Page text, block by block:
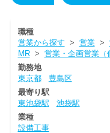
職種
営業から探す > 営業>
MR> 営業・企画営業（
勤務地
東京都
豊島区
最寄り駅
東池袋駅
池袋駅
業種
設備工事